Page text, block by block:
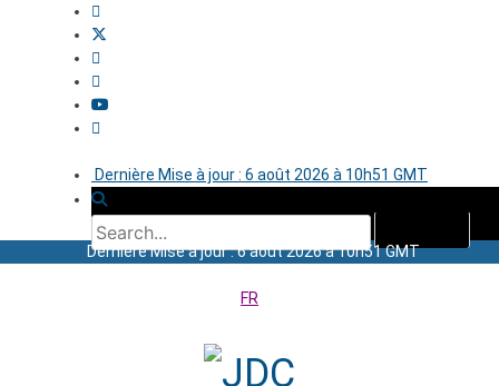
Dernière Mise à jour : 6 août 2026 à 10h51 GMT
Dernière Mise à jour : 6 août 2026 à 10h51 GMT
FR